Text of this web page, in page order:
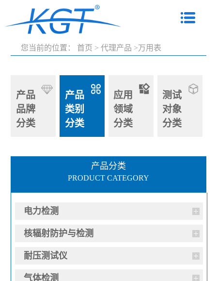
您当前的位置： 首页 > 代理产品 >万用表
产品
品牌
分类
产品
类别
分类
应用
领域
分类
测试
对象
分类
产品分类
PRODUCT CATEGORY
电力检测
核辐射防护与检测
耐压测试仪
气体检测